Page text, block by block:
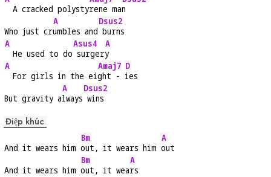
  A cracked polysty
rene man
Who just cr
A
umbles and
Dsus2
burns
A
  He used to do
Asus4
surger
A
y
A
  For girls in the ei
Amaj7
ght -
D
ies
But gravity a
A
lways
Dsus2
wins
Điệp khúc
And it wears him
Bm
out, it wears him
A
out
And it wears him
Bm
out, it wea
A
rs